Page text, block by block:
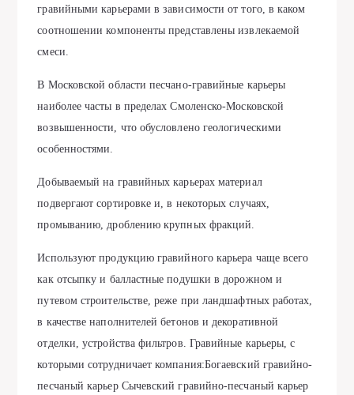
гравийными карьерами в зависимости от того, в каком
соотношении компоненты представлены извлекаемой
смеси.
В Московской области песчано-гравийные карьеры
наиболее часты в пределах Смоленско-Московской
возвышенности, что обусловлено геологическими
особенностями.
Добываемый на гравийных карьерах материал
подвергают сортировке и, в некоторых случаях,
промыванию, дроблению крупных фракций.
Используют продукцию гравийного карьера чаще всего
как отсыпку и балластные подушки в дорожном и
путевом строительстве, реже при ландшафтных работах,
в качестве наполнителей бетонов и декоративной
отделки, устройства фильтров. Гравийные карьеры, с
которыми сотрудничает компания:Богаевский гравийно-
песчаный карьер Сычевский гравийно-песчаный карьер